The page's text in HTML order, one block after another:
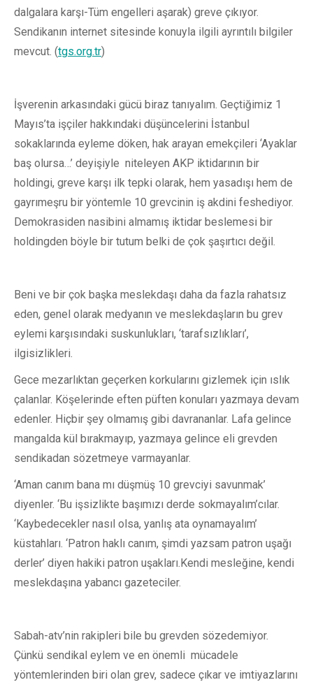
dalgalara karşı-Tüm engelleri aşarak) greve çıkıyor.
Sendikanın internet sitesinde konuyla ilgili ayrıntılı bilgiler
mevcut. (tgs.org.tr)
İşverenin arkasındaki gücü biraz tanıyalım. Geçtiğimiz 1
Mayıs’ta işçiler hakkındaki düşüncelerini İstanbul
sokaklarında eyleme döken, hak arayan emekçileri ‘Ayaklar
baş olursa…’ deyişiyle niteleyen AKP iktidarının bir
holdingi, greve karşı ilk tepki olarak, hem yasadışı hem de
gayrımeşru bir yöntemle 10 grevcinin iş akdini feshediyor.
Demokrasiden nasibini almamış iktidar beslemesi bir
holdingden böyle bir tutum belki de çok şaşırtıcı değil.
Beni ve bir çok başka meslekdaşı daha da fazla rahatsız
eden, genel olarak medyanın ve meslekdaşların bu grev
eylemi karşısındaki suskunlukları, ‘tarafsızlıkları’,
ilgisizlikleri.
Gece mezarlıktan geçerken korkularını gizlemek için ıslık
çalanlar. Köşelerinde eften püften konuları yazmaya devam
edenler. Hiçbir şey olmamış gibi davrananlar. Lafa gelince
mangalda kül bırakmayıp, yazmaya gelince eli grevden
sendikadan sözetmeye varmayanlar.
‘Aman canım bana mı düşmüş 10 grevciyi savunmak’
diyenler. ‘Bu işsizlikte başımızı derde sokmayalım’cılar.
‘Kaybedecekler nasıl olsa, yanlış ata oynamayalım’
küstahları. ‘Patron haklı canım, şimdi yazsam patron uşağı
derler’ diyen hakiki patron uşakları.Kendi mesleğine, kendi
meslekdaşına yabancı gazeteciler.
Sabah-atv’nin rakipleri bile bu grevden sözedemiyor.
Çünkü sendikal eylem ve en önemli mücadele
yöntemlerinden biri olan grev, sadece çıkar ve imtiyazlarını